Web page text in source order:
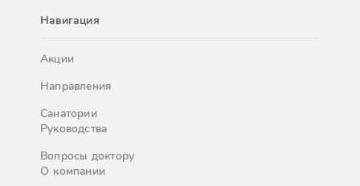
Навигация
Акции
Направления
Санатории
Руководства
Вопросы доктору
О компании